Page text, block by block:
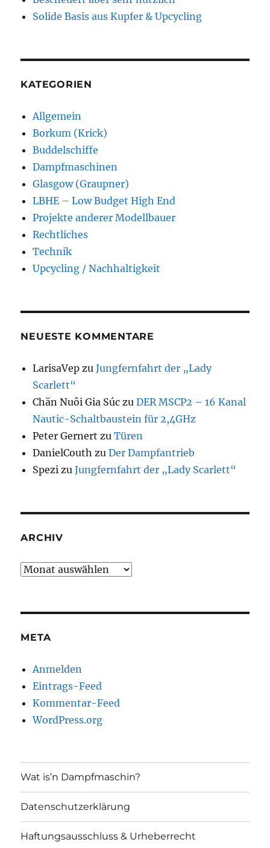
Solide Basis aus Kupfer & Upcycling
KATEGORIEN
Allgemein
Borkum (Krick)
Buddelschiffe
Dampfmaschinen
Glasgow (Graupner)
LBHE – Low Budget High End
Projekte anderer Modellbauer
Rechtliches
Technik
Upcycling / Nachhaltigkeit
NEUESTE KOMMENTARE
LarisaVep zuJungfernfahrt der „Lady
Scarlett“
Chăn Nuôi Gia Súc zuDER MSCP2 – 16 Kanal
Nautic-Schaltbaustein für 2,4GHz
Peter Gernert zuTüren
DanielCouth zuDer Dampfantrieb
Spezi zuJungfernfahrt der „Lady Scarlett“
ARCHIV
Archiv
META
Anmelden
Eintrags-Feed
Kommentar-Feed
WordPress.org
Wat is’n Dampfmaschin?
Datenschutzerklärung
Haftungsausschluss & Urheberrecht